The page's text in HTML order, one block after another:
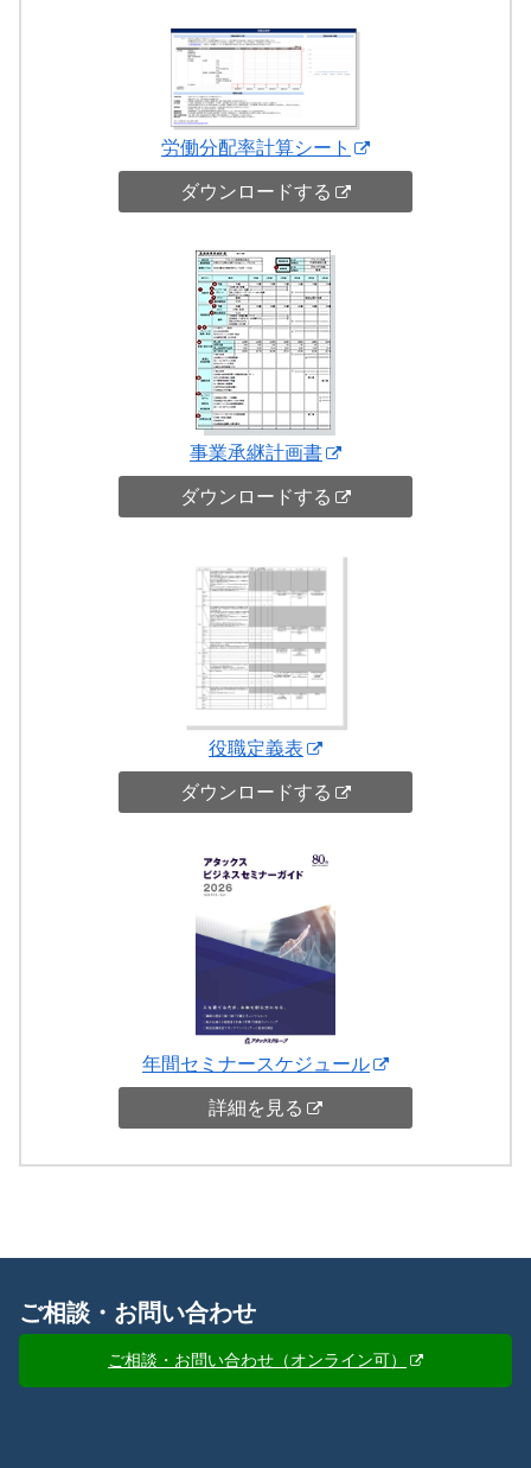
労働分配率計算シート
ダウンロードする
事業承継計画書
ダウンロードする
役職定義表
ダウンロードする
年間セミナースケジュール
詳細を見る
ご相談・お問い合わせ
ご相談・お問い合わせ（オンライン可）